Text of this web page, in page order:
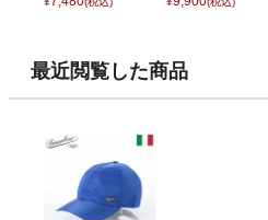
最近閲覧した商品